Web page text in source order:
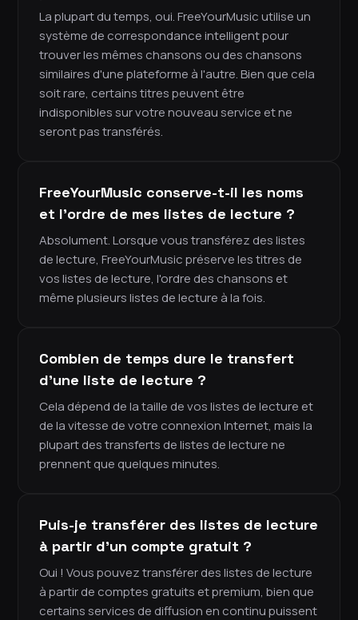
La plupart du temps, oui. FreeYourMusic utilise un
système de correspondance intelligent pour
trouver les mêmes chansons ou des chansons
similaires d'une plateforme à l'autre. Bien que cela
soit rare, certains titres peuvent être
indisponibles sur votre nouveau service et ne
seront pas transférés.
FreeYourMusic conserve-t-il les noms
et l'ordre de mes listes de lecture ?
Absolument. Lorsque vous transférez des listes
de lecture, FreeYourMusic préserve les titres de
vos listes de lecture, l'ordre des chansons et
même plusieurs listes de lecture à la fois.
Combien de temps dure le transfert
d'une liste de lecture ?
Cela dépend de la taille de vos listes de lecture et
de la vitesse de votre connexion Internet, mais la
plupart des transferts de listes de lecture ne
prennent que quelques minutes.
Puis-je transférer des listes de lecture
à partir d'un compte gratuit ?
Oui ! Vous pouvez transférer des listes de lecture
à partir de comptes gratuits et premium, bien que
certains services de diffusion en continu puissent